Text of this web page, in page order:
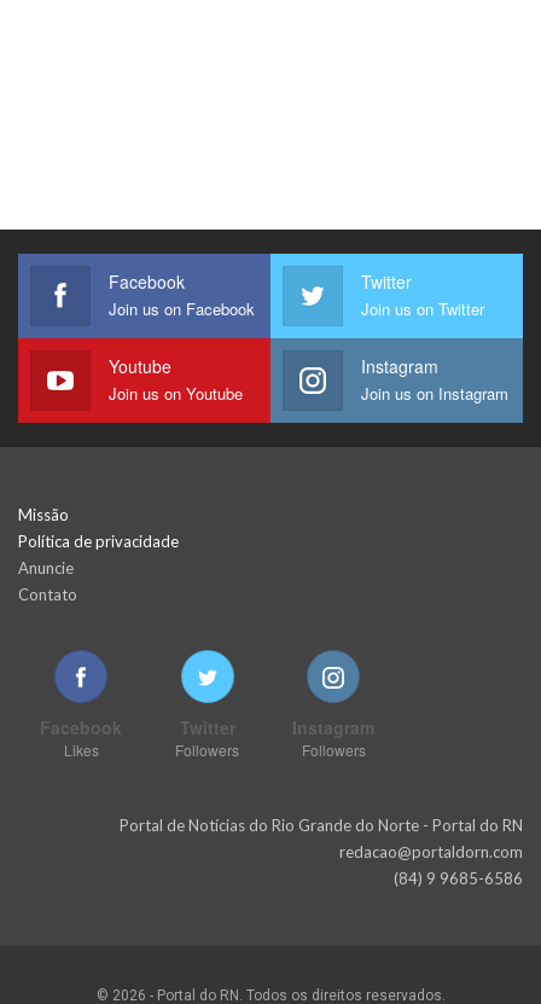
Facebook
Join us on Facebook
Twitter
Join us on Twitter
Youtube
Join us on Youtube
Instagram
Join us on Instagram
Missão
Política de privacidade
Anuncie
Contato
Facebook
Likes
Twitter
Followers
Instagram
Followers
Portal de Notícias do Rio Grande do Norte - Portal do RN
redacao@portaldorn.com
(84) 9 9685-6586
© 2026 - Portal do RN. Todos os direitos reservados.